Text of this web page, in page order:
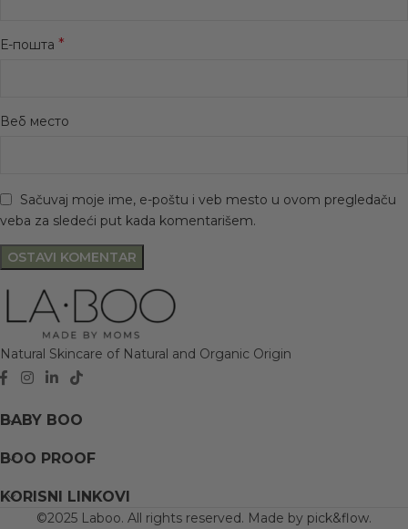
Е-пошта *
Веб место
Sačuvaj moje ime, e-poštu i veb mesto u ovom pregledaču
veba za sledeći put kada komentarišem.
Natural Skincare of Natural and Organic Origin
BABY BOO
BOO PROOF
KORISNI LINKOVI
©2025 Laboo. All rights reserved. Made by pick&flow.